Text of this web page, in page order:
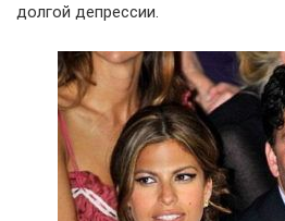
долгой депрессии.